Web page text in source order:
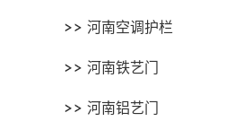
河南空调护栏
河南铁艺门
河南铝艺门